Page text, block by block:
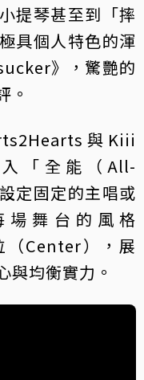
提琴甚至到「摔
具個人特色的渾
》，驚艷的
。
與 Kiii
「全能（All-
定固定的主唱或
場舞台的風格
（Center），展
與均衡實力。